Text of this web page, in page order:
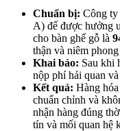
Chuẩn bị: Công ty
A) để được hưởng
cho bàn ghế gỗ là
thận và niêm
Khai báo: Sau khi
nộp phí hải quan
Kết quả: Hàng
chuẩn chỉnh và
nhận hàng đúng
tín và mối quan hệ